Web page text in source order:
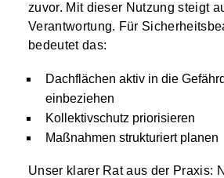
zuvor. Mit dieser Nutzung steigt
Verantwortung. Für
bedeutet das:
Dachflächen aktiv in die
einbeziehen
Kollektivschutz priorisieren
Maßnahmen strukturiert planen
Unser klarer Rat aus der Praxis: